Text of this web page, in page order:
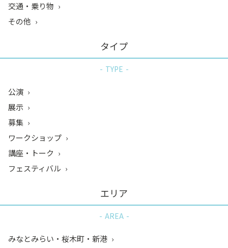
交通・乗り物
その他
タイプ
TYPE
公演
展示
募集
ワークショップ
講座・トーク
フェスティバル
エリア
AREA
みなとみらい・桜木町・新港